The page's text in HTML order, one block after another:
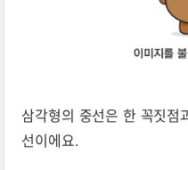
삼각형의 중선은 한 꼭짓점
선이에요.